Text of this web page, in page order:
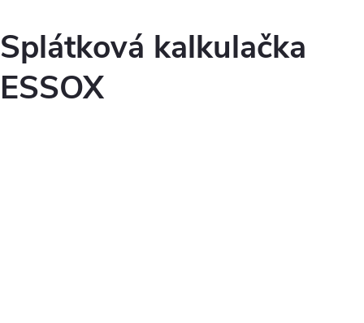
Splátková kalkulačka
ESSOX